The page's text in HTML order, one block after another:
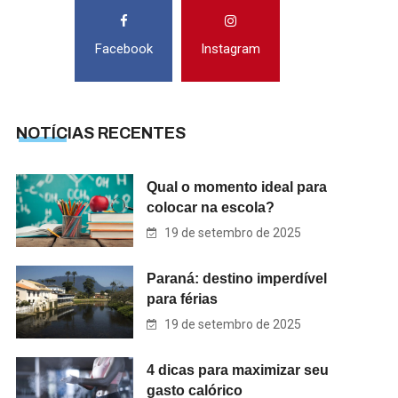
Facebook Instagram
NOTÍCIAS RECENTES
Qual o momento ideal para
colocar na escola?
19 de setembro de 2025
Paraná: destino imperdível
para férias
19 de setembro de 2025
4 dicas para maximizar seu
gasto calórico